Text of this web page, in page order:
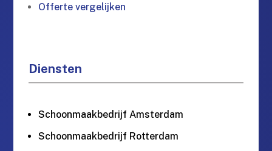
Offerte vergelijken
Diensten
Schoonmaakbedrijf Amsterdam
Schoonmaakbedrijf Rotterdam